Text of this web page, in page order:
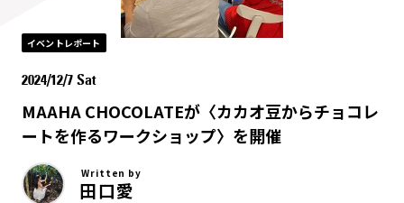
イベントレポート
2024/12/7 Sat
MAAHA CHOCOLATEが〈カカオ豆からチョコレ
ートを作るワークショップ〉を開催
Written by
田口愛